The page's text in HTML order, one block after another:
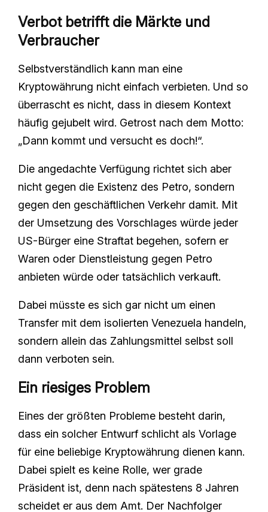
Verbot betrifft die Märkte und
Verbraucher
Selbstverständlich kann man eine
Kryptowährung nicht einfach verbieten. Und so
überrascht es nicht, dass in diesem Kontext
häufig gejubelt wird. Getrost nach dem Motto:
„Dann kommt und versucht es doch!“.
Die angedachte Verfügung richtet sich aber
nicht gegen die Existenz des Petro, sondern
gegen den geschäftlichen Verkehr damit. Mit
der Umsetzung des Vorschlages würde jeder
US-Bürger eine Straftat begehen, sofern er
Waren oder Dienstleistung gegen Petro
anbieten würde oder tatsächlich verkauft.
Dabei müsste es sich gar nicht um einen
Transfer mit dem isolierten Venezuela handeln,
sondern allein das Zahlungsmittel selbst soll
dann verboten sein.
Ein riesiges Problem
Eines der größten Probleme besteht darin,
dass ein solcher Entwurf schlicht als Vorlage
für eine beliebige Kryptowährung dienen kann.
Dabei spielt es keine Rolle, wer grade
Präsident ist, denn nach spätestens 8 Jahren
scheidet er aus dem Amt. Der Nachfolger